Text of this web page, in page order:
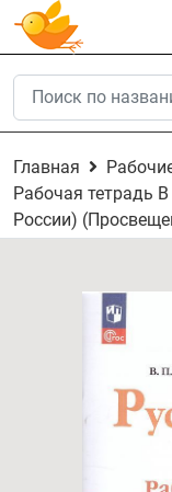
Главная
Рабочая тетрадь
России)